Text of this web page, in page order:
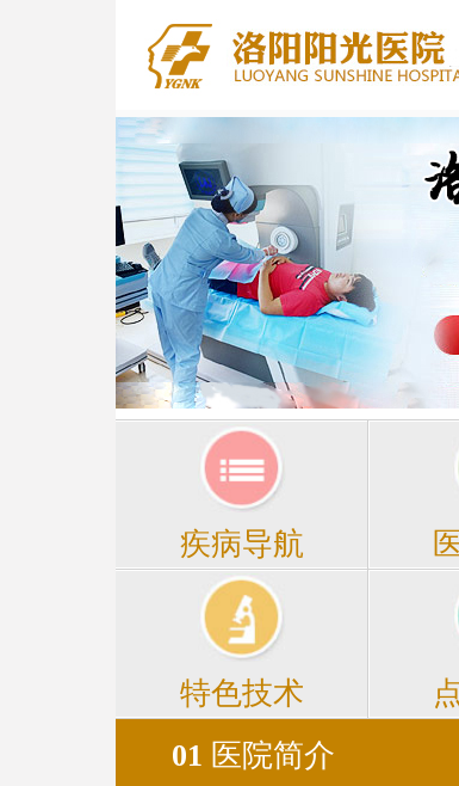
疾病导航
特色技术
01 医院简介